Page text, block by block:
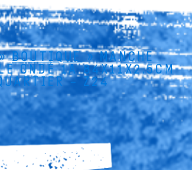
BOUTIQUE»MANCHE
ONDÉ 1A 84X11X2.5CM
– Z24